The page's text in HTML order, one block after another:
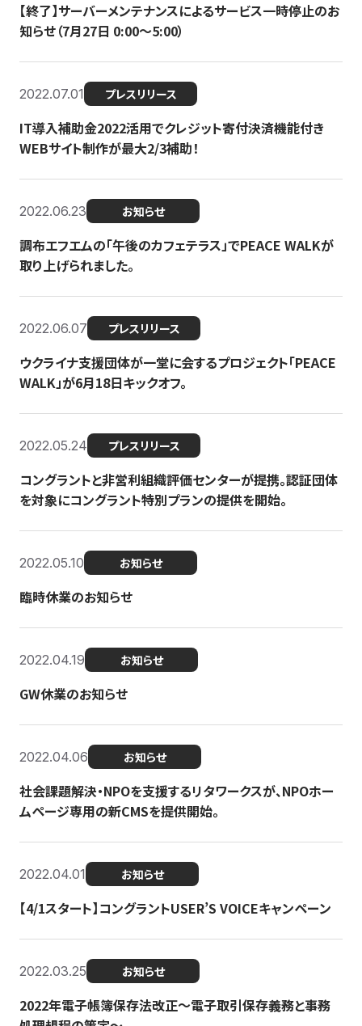
【終了】サーバーメンテナンスによるサービス一時停止のお
知らせ（7月27日 0:00〜5:00）
2022.07.01 プレスリリース
IT導入補助金2022活用でクレジット寄付決済機能付き
WEBサイト制作が最大2/3補助！
2022.06.23 お知らせ
調布エフエムの「午後のカフェテラス」でPEACE WALKが
取り上げられました。
2022.06.07 プレスリリース
ウクライナ支援団体が一堂に会するプロジェクト「PEACE
WALK」が6月18日キックオフ。
2022.05.24 プレスリリース
コングラントと非営利組織評価センターが提携。認証団体
を対象にコングラント特別プランの提供を開始。
2022.05.10 お知らせ
臨時休業のお知らせ
2022.04.19 お知らせ
GW休業のお知らせ
2022.04.06 お知らせ
社会課題解決・NPOを支援するリタワークスが、NPOホー
ムページ専用の新CMSを提供開始。
2022.04.01 お知らせ
【4/1スタート】コングラントUSER’S VOICEキャンペーン
2022.03.25 お知らせ
2022年電子帳簿保存法改正～電子取引保存義務と事務